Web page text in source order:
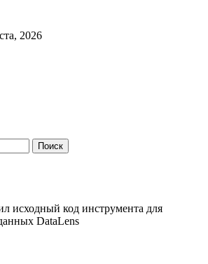
2026
исходный код инструмента для
DataLens